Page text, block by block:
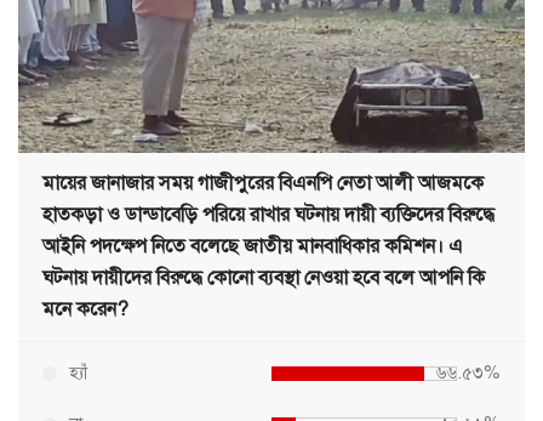
মায়ের জানাজার সময় গাজীপুরের বিএনপি নেতা আলী আজমকে
হাতকড়া ও ডান্ডাবেড়ি পরিয়ে রাখার ঘটনায় দায়ী ব্যক্তিদের বিরুদ্ধে
আইনি পদক্ষেপ নিতে বলেছে জাতীয় মানবাধিকার কমিশন। এ
ঘটনায় দায়ীদের বিরুদ্ধে কোনো ব্যবস্থা নেওয়া হবে বলে আপনি কি
মনে করেন?
হ্যাঁ ৬৬.৫৩%